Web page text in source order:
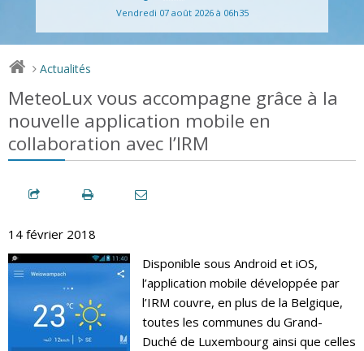
Vendredi 07 août 2026 à 06h35
> Actualités
MeteoLux vous accompagne grâce à la
nouvelle application mobile en
collaboration avec l’IRM
14 février 2018
Disponible sous Android et iOS,
l’application mobile développée par
l’IRM couvre, en plus de la Belgique,
toutes les communes du Grand-
Duché de Luxembourg ainsi que celles